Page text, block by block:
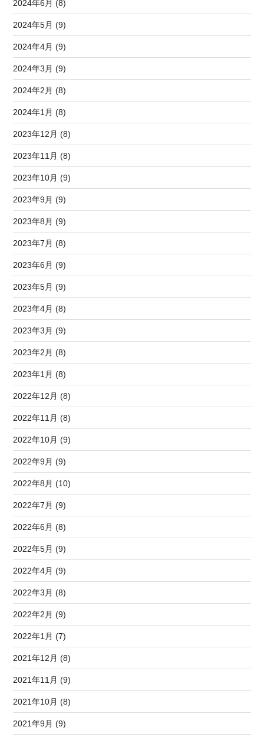
2024年6月 (8)
2024年5月 (9)
2024年4月 (9)
2024年3月 (9)
2024年2月 (8)
2024年1月 (8)
2023年12月 (8)
2023年11月 (8)
2023年10月 (9)
2023年9月 (9)
2023年8月 (9)
2023年7月 (8)
2023年6月 (9)
2023年5月 (9)
2023年4月 (8)
2023年3月 (9)
2023年2月 (8)
2023年1月 (8)
2022年12月 (8)
2022年11月 (8)
2022年10月 (9)
2022年9月 (9)
2022年8月 (10)
2022年7月 (9)
2022年6月 (8)
2022年5月 (9)
2022年4月 (9)
2022年3月 (8)
2022年2月 (9)
2022年1月 (7)
2021年12月 (8)
2021年11月 (9)
2021年10月 (8)
2021年9月 (9)